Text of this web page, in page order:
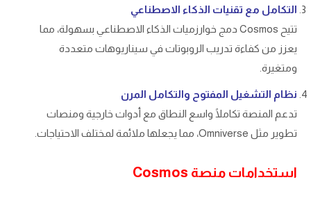
التكامل مع تقنيات الذكاء الاصطناعي
تتيح Cosmos دمج خوارزميات الذكاء الاصطناعي بسهولة، مما
يعزز من كفاءة تدريب الروبوتات في سيناريوهات متعددة
ومتغيرة.
نظام التشغيل المفتوح والتكامل المرن
تدعم المنصة تكاملًا واسع النطاق مع أدوات خارجية ومنصات
تطوير مثل Omniverse، مما يجعلها ملائمة لمختلف الاحتياجات.
استخدامات منصة Cosmos